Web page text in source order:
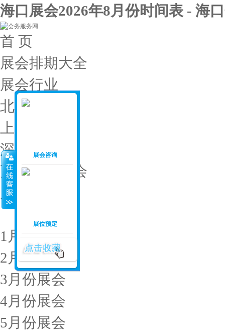
海口展会2026年8月份时间表 - 海
首 页
展会排期大全
展会行业
北京展会
上海展会
深圳展会
更多城市展会
展会投稿
展会月份
1月份展会
2月份展会
3月份展会
4月份展会
5月份展会
展会咨询
展位预定